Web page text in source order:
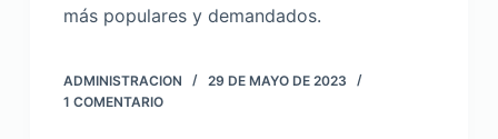
más populares y demandados.
ADMINISTRACION
29 DE MAYO DE 2023
1 COMENTARIO